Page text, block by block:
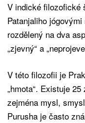
V indické filozofické
Patanjaliho
rozdělený na dva
„zjevný“ a
V této filozofii je
„hmota“. Existuje
zejména mysl,
Purusha je často